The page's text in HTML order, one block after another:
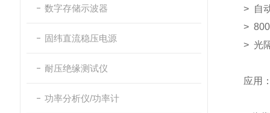
数字存储示波器
固纬直流稳压电源
耐压绝缘测试仪
功率分析仪/功率计
> ­自
>
> 光
应用